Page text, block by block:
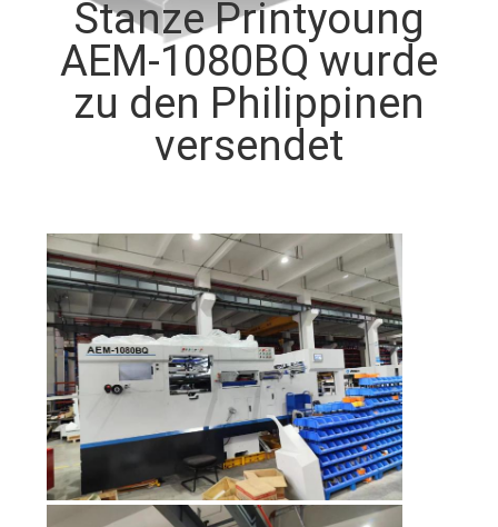
QUALITÄTSKONTROLLE
TRETEN
UNS
VERBINDUNG
FORDERN
SIE EIN
ZITAT
Stanze Printyoung
AEM-1080BQ wurde
zu den Philippinen
versendet